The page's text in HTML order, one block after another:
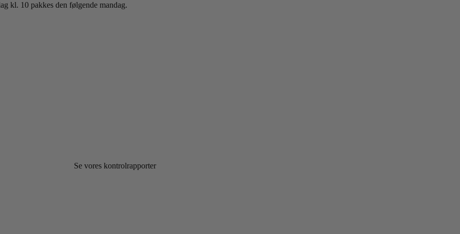
kl. 10 pakkes den følgende mandag.
Se vores kontrolrapporter